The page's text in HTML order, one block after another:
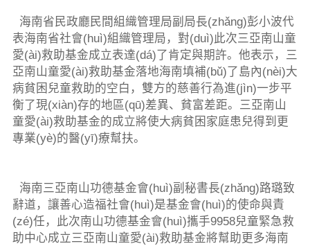
海南省民政廳民間組織管理局副局長(zhǎng)彭小波代
表海南省社會(huì)組織管理局，對(duì)此次三亞南山童
愛(ài)救助基金成立表達(dá)了肯定與期許。他表示，三
亞南山童愛(ài)救助基金落地海南填補(bǔ)了島內(nèi)大
病貧困兒童救助的空白，雙方的慈善行為進(jìn)一步平
衡了現(xiàn)存的地區(qū)差異、貧富差距。三亞南山
童愛(ài)救助基金的成立將使大病貧困家庭患兒得到更
專業(yè)的醫(yī)療幫扶。
海南三亞南山功德基金會(huì)副秘書長(zhǎng)路璐致
辭道，讓善心造福社會(huì)是基金會(huì)的使命與責
(zé)任，此次南山功德基金會(huì)攜手9958兒童緊急救
助中心成立三亞南山童愛(ài)救助基金將幫助更多海南